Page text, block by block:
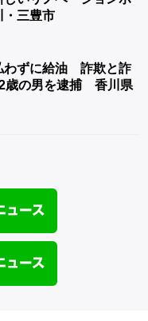
三豊市
わずに給油 詐欺と詐
歳の男を逮捕 香川県